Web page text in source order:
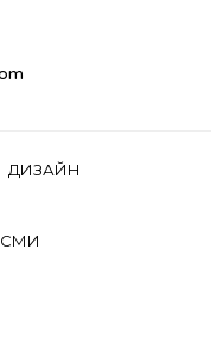
ДИЗАЙН
СМИ